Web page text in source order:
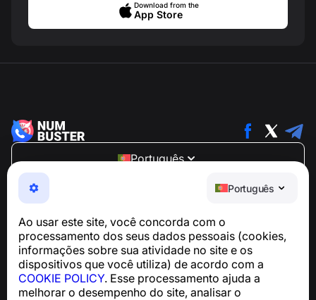
Português
Ao usar este site, você concorda com o
processamento dos seus dados pessoais (cookies,
informações sobre sua atividade no site e os
dispositivos que você utiliza) de acordo com a
COOKIE POLICY. Esse processamento ajuda a
melhorar o desempenho do site, analisar o
Download from the
App Store
Português
NumBuster © 2013—2026 ·
support@numbuster.com
Um app fácil de usar que protege você contra golpes
Para dúvidas sobre conformidade com a GDPR:
support@numbuster.com
Central de Ajuda